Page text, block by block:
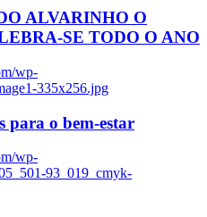
ALVARINHO O
SE TODO O ANO
wp-
335x256.jpg
para o bem-estar
wp-
93_019_cmyk-